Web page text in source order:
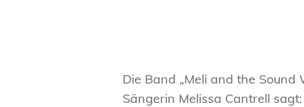
Die Band „Meli and the
Sängerin Melissa Cantrell